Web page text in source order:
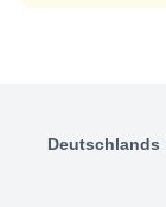
Deutschlands